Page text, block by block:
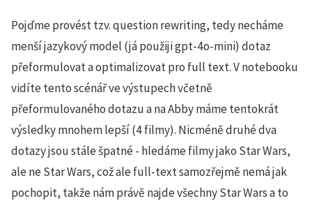
Pojďme provést tzv. question rewriting, tedy necháme
menší jazykový model (já použiji gpt-4o-mini) dotaz
přeformulovat a optimalizovat pro full text. V notebooku
vidíte tento scénář ve výstupech včetně
přeformulovaného dotazu a na Abby máme tentokrát
výsledky mnohem lepší (4 filmy). Nicméně druhé dva
dotazy jsou stále špatné - hledáme filmy jako Star Wars,
ale ne Star Wars, což ale full-text samozřejmě nemá jak
pochopit, takže nám právě najde všechny Star Wars a to